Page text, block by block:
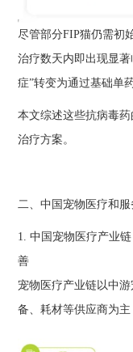
尽管部分FIP猫仍需初
治疗数天内即出现显
症”转变为通过基础单
本文综述这些抗病毒
治疗方案。
二、中国宠物医疗和
1. 中国宠物医疗产业
善
宠物医疗产业链以中
备、耗材等供应商为主